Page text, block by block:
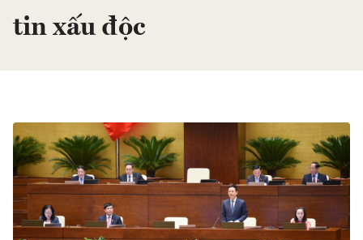
tin xấu độc